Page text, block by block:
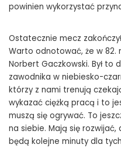
powinien wykorzystać
Ostatecznie mecz
Warto odnotować, że w 82.
Norbert Gaczkowski. Był to
zawodnika w niebiesko-
którzy z nami trenują
wykazać ciężką pracą i to
muszą się ogrywać. To
na siebie. Mają się rozwijać,
będą kolejne minuty dla